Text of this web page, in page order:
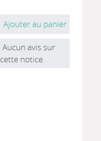
Ajouter au panier
Aucun avis sur
cette notice.